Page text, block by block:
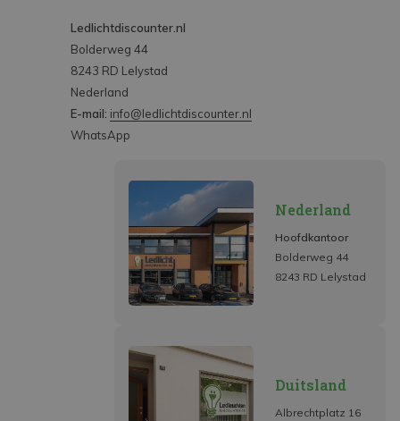
Ledlichtdiscounter.nl
Bolderweg 44
8243 RD Lelystad
Nederland
E-mail: info@ledlichtdiscounter.nl
WhatsApp
Nederland
Hoofdkantoor
Bolderweg 44
8243 RD Lelystad
Duitsland
Albrechtplatz 16